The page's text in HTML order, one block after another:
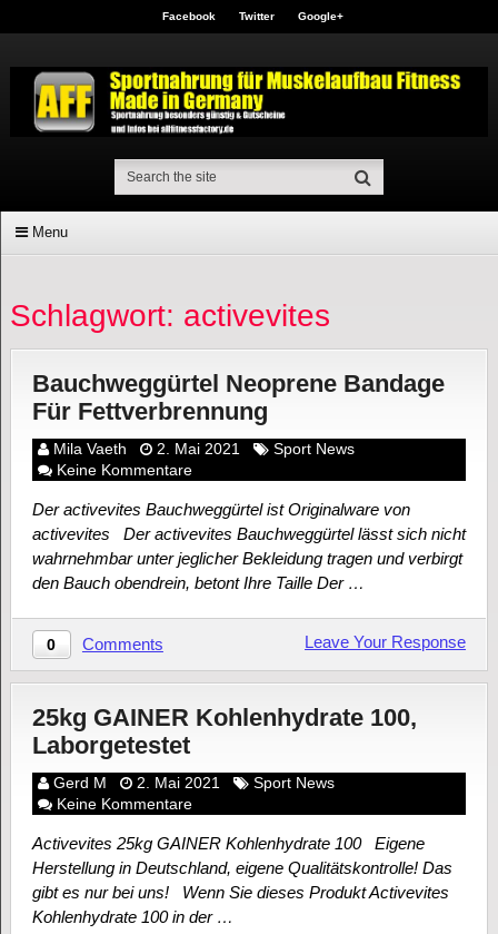
Facebook Twitter Google+
Menu
Schlagwort: activevites
Bauchweggürtel Neoprene Bandage
Für Fettverbrennung
Mila Vaeth 2. Mai 2021
Sport News
Keine Kommentare
Der activevites Bauchweggürtel ist Originalware von
activevites Der activevites Bauchweggürtel lässt sich nicht
wahrnehmbar unter jeglicher Bekleidung tragen und verbirgt
den Bauch obendrein, betont Ihre Taille Der …
0 Comments Leave Your Response
25kg GAINER Kohlenhydrate 100,
Laborgetestet
Gerd M 2. Mai 2021
Sport News
Keine Kommentare
Activevites 25kg GAINER Kohlenhydrate 100 Eigene
Herstellung in Deutschland, eigene Qualitätskontrolle! Das
gibt es nur bei uns! Wenn Sie dieses Produkt Activevites
Kohlenhydrate 100 in der …